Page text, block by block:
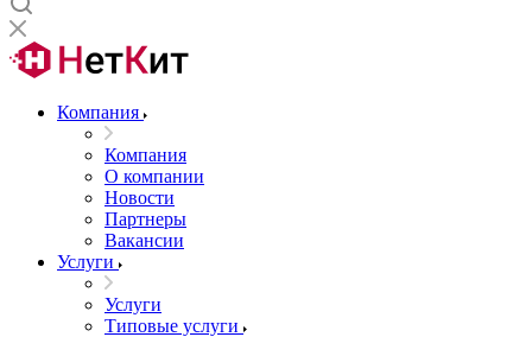
Компания
Компания
О компании
Новости
Партнеры
Вакансии
Услуги
Услуги
Типовые услуги